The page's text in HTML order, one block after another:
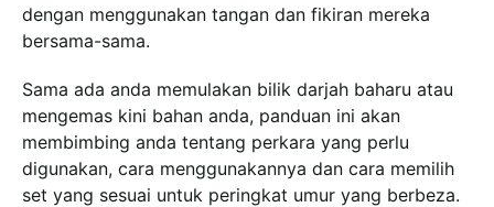
dengan menggunakan tangan dan fikiran mereka
bersama-sama.
Sama ada anda memulakan bilik darjah baharu atau
mengemas kini bahan anda, panduan ini akan
membimbing anda tentang perkara yang perlu
digunakan, cara menggunakannya dan cara memilih
set yang sesuai untuk peringkat umur yang berbeza.